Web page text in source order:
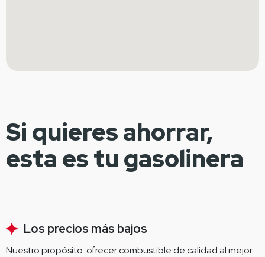
Si quieres ahorrar,
esta es tu gasolinera
Los precios más bajos
Nuestro propósito: ofrecer combustible de calidad al mejor